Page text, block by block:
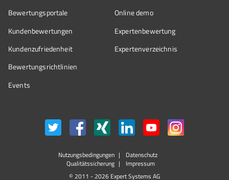
Bewertungsportale
Kundenbewertungen
Kundenzufriedenheit
Bewertungs­richtlinien
Events
Online demo
Expertenbewertung
Expertenverzeichnis
Nutzungsbedingungen
Datenschutz
Qualitätssicherung
Impressum
© 2011 - 2026 Expert Systems AG